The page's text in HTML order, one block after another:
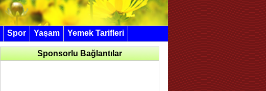
Spor Yaşam Yemek Tarifleri
Sponsorlu Bağlantılar